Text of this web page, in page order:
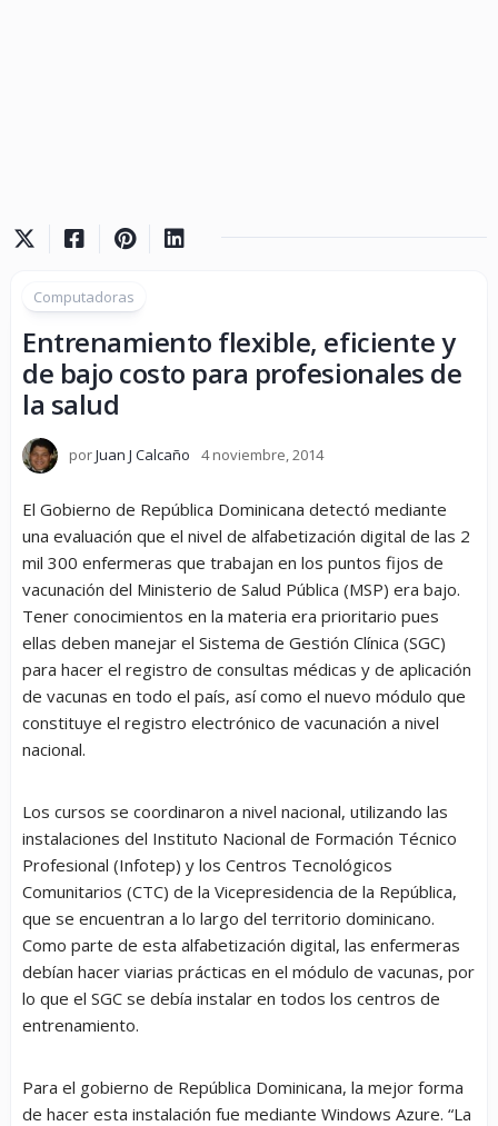
Computadoras
Entrenamiento flexible, eficiente y
de bajo costo para profesionales de
la salud
porJuan J Calcaño 4 noviembre, 2014
El Gobierno de República Dominicana detectó mediante
una evaluación que el nivel de alfabetización digital de las 2
mil 300 enfermeras que trabajan en los puntos fijos de
vacunación del Ministerio de Salud Pública (MSP) era bajo.
Tener conocimientos en la materia era prioritario pues
ellas deben manejar el Sistema de Gestión Clínica (SGC)
para hacer el registro de consultas médicas y de aplicación
de vacunas en todo el país, así como el nuevo módulo que
constituye el registro electrónico de vacunación a nivel
nacional.
Los cursos se coordinaron a nivel nacional, utilizando las
instalaciones del Instituto Nacional de Formación Técnico
Profesional (Infotep) y los Centros Tecnológicos
Comunitarios (CTC) de la Vicepresidencia de la República,
que se encuentran a lo largo del territorio dominicano.
Como parte de esta alfabetización digital, las enfermeras
debían hacer viarias prácticas en el módulo de vacunas, por
lo que el SGC se debía instalar en todos los centros de
entrenamiento.
Para el gobierno de República Dominicana, la mejor forma
de hacer esta instalación fue mediante Windows Azure. “La